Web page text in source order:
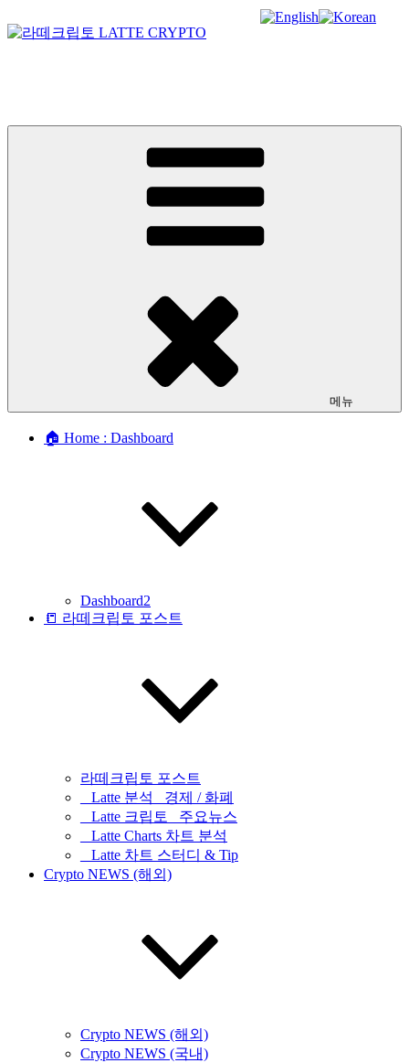
텐
가
메뉴
🏠 Home : Dashboard
Dashboard2
📒 라떼크립토 포스트
라떼크립토 포스트
_ Latte 분석 _경제 / 화폐
_ Latte 크립토 _주요뉴스
_ Latte Charts 차트 분석
_ Latte 차트 스터디 & Tip
Crypto NEWS (해외)
Crypto NEWS (해외)
Crypto NEWS (국내)